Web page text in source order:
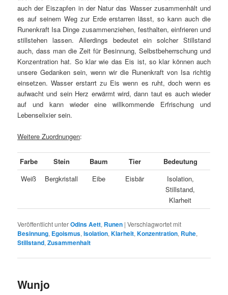
auch der Eiszapfen in der Natur das Wasser zusammenhält und
es auf seinem Weg zur Erde erstarren lässt, so kann auch die
Runenkraft Isa Dinge zusammenziehen, festhalten, einfrieren und
stillstehen lassen. Allerdings bedeutet ein solcher Stillstand
auch, dass man die Zeit für Besinnung, Selbstbeherrschung und
Konzentration hat. So klar wie das Eis ist, so klar können auch
unsere Gedanken sein, wenn wir die Runenkraft von Isa richtig
einsetzen. Wasser erstarrt zu Eis wenn es ruht, doch wenn es
aufwacht und sein Herz erwärmt wird, dann taut es auch wieder
auf und kann wieder eine willkommende Erfrischung und
Lebenselixier sein.
Weitere Zuordnungen:
Farbe Stein Baum Tier
Bedeutung
Weiß
Bergkristall Eibe Eisbär
Isolation,
Stillstand,
Klarheit
Veröffentlicht unterOdins Aett, Runen |Verschlagwortet mit
Besinnung, Egoismus,Isolation,Klarheit,Konzentration, Ruhe,
Stillstand,Zusammenhalt
Wunjo